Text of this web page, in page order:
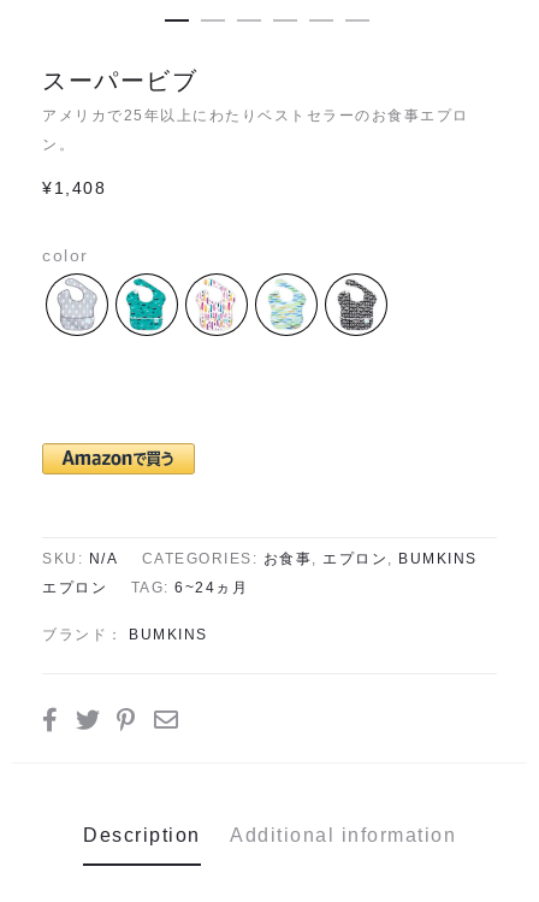
スーパービブ
アメリカで25年以上にわたりベストセラーのお食事エプロ
ン。
¥1,408
color
SKU: N/A CATEGORIES: お食事, エプロン , BUMKINS
エプロン
TAG: 6~24ヵ月
ブランド： BUMKINS
Description Additional information